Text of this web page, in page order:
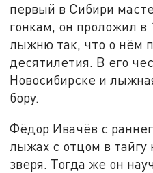
первый в Сибири
гонкам, он проложил в
лыжню так, что о нём
десятилетия. В его
Новосибирске и
бору.
Фёдор Ивачёв с
лыжах с отцом в
зверя. Тогда же он